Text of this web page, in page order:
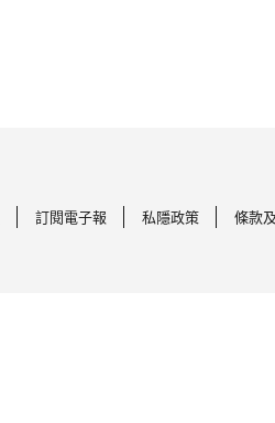
訂閱電子報 私隱政策 條款